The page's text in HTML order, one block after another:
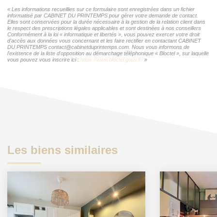
« Les informations recueillies sur ce formulaire sont enregistrées dans un fichier
informatisé par CABINET DU PRINTEMPS pour gérer votre demande de contact.
Elles sont conservées pour la durée nécessaire à la gestion de la relation client dans
le respect des prescriptions légales applicables et sont destinées à nos conseillers
Conformément à la loi « informatique et libertés », vous pouvez exercer votre droit
d'accès aux données vous concernant et les faire rectifier en contactant CABINET
DU PRINTEMPS contact@cabinetduprintemps.com. Nous vous informons de
l'existence de la liste d'opposition au démarchage téléphonique « Bloctel », sur laquelle
vous pouvez vous inscrire ici : https://www.bloctel.gouv.fr/»
Les biens similaires